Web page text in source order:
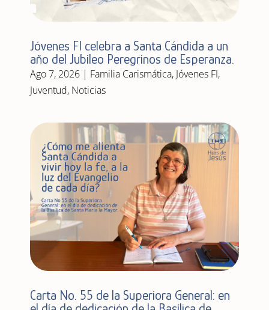
Jóvenes FI celebra a Santa Cándida a un
año del Jubileo Peregrinos de Esperanza.
Ago 7, 2026| Familia Carismática, Jóvenes FI,
Juventud, Noticias
Carta No. 55 de la Superiora General: en